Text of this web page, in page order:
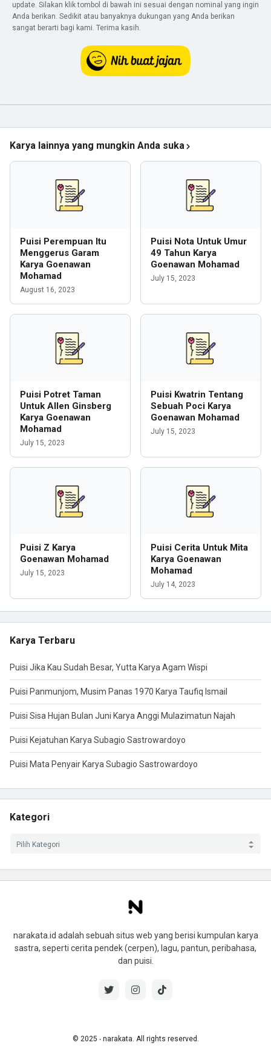
update. Silakan klik tombol di bawah ini sesuai dengan nominal yang ingin
Anda berikan. Sedikit atau banyaknya dukungan yang Anda berikan
sangat berarti bagi kami. Terima kasih.
Karya lainnya yang mungkin Anda suka
Puisi Perempuan Itu
Menggerus Garam
Karya Goenawan
Mohamad
August 16, 2023
Puisi Nota Untuk Umur
49 Tahun Karya
Goenawan Mohamad
July 15, 2023
Puisi Potret Taman
Untuk Allen Ginsberg
Karya Goenawan
Mohamad
July 15, 2023
Puisi Kwatrin Tentang
Sebuah Poci Karya
Goenawan Mohamad
July 15, 2023
Puisi Z Karya
Goenawan Mohamad
July 15, 2023
Puisi Cerita Untuk Mita
Karya Goenawan
Mohamad
July 14, 2023
Karya Terbaru
Puisi Jika Kau Sudah Besar, Yutta Karya Agam Wispi
Puisi Panmunjom, Musim Panas 1970 Karya Taufiq Ismail
Puisi Sisa Hujan Bulan Juni Karya Anggi Mulazimatun Najah
Puisi Kejatuhan Karya Subagio Sastrowardoyo
Puisi Mata Penyair Karya Subagio Sastrowardoyo
Kategori
narakata.id adalah sebuah situs web yang berisi kumpulan karya
sastra, seperti cerita pendek (cerpen), lagu, pantun, peribahasa,
dan puisi.
© 2025 ‧ narakata. All rights reserved.